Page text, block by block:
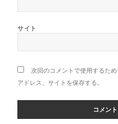
サイト
次回のコメントで使用するた
アドレス、サイトを保存する。